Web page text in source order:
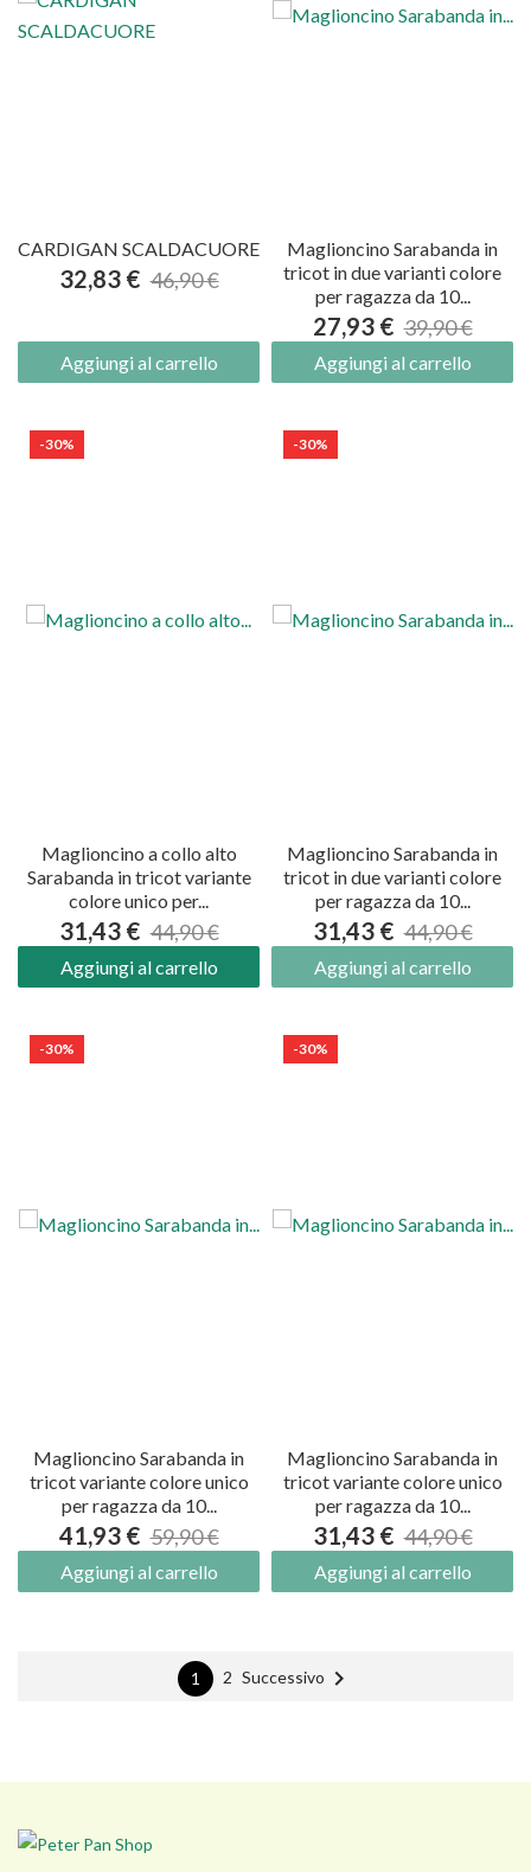
CARDIGAN SCALDACUORE
32,83 € 46,90 €
Aggiungi al carrello
Maglioncino Sarabanda in
tricot in due varianti colore
per ragazza da 10...
27,93 € 39,90 €
Aggiungi al carrello
-30%
Maglioncino a collo alto
Sarabanda in tricot variante
colore unico per...
31,43 € 44,90 €
Aggiungi al carrello
-30%
Maglioncino Sarabanda in
tricot in due varianti colore
per ragazza da 10...
31,43 € 44,90 €
Aggiungi al carrello
-30%
Maglioncino Sarabanda in
tricot variante colore unico
per ragazza da 10...
41,93 € 59,90 €
Aggiungi al carrello
-30%
Maglioncino Sarabanda in
tricot variante colore unico
per ragazza da 10...
31,43 € 44,90 €
Aggiungi al carrello
1 2 Successivo 